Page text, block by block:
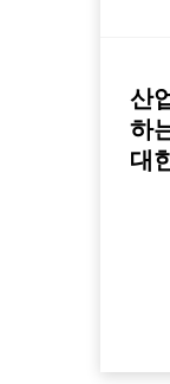
산
하
대